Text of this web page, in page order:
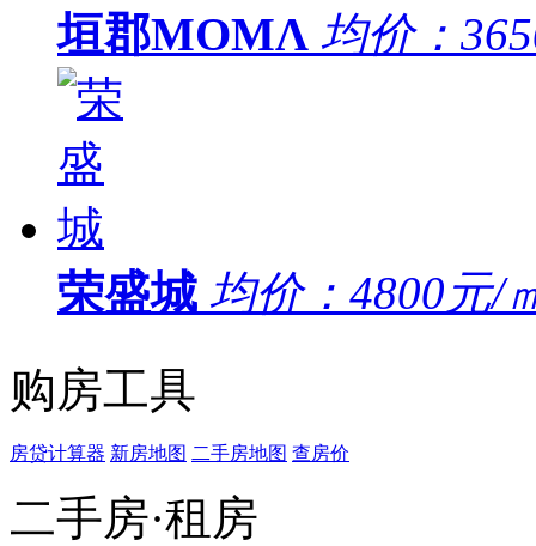
垣郡MOMΛ 均价：
荣盛城 均价： 4800元/
购房工具
房贷计算器 新房地图 二手房地图 查房价
二手房·租房